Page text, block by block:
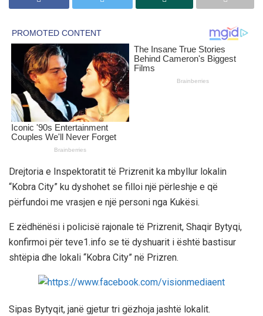
Drejtoria e Inspektoratit të Prizrenit ka mbyllur lokalin
“Kobra City” ku dyshohet se filloi një përleshje e që
përfundoi me vrasjen e një personi nga Kukësi.
E zëdhënësi i policisë rajonale të Prizrenit, Shaqir Bytyqi,
konfirmoi për teve1.info se të dyshuarit i është bastisur
shtëpia dhe lokali “Kobra City” në Prizren.
Sipas Bytyqit, janë gjetur tri gëzhoja jashtë lokalit.